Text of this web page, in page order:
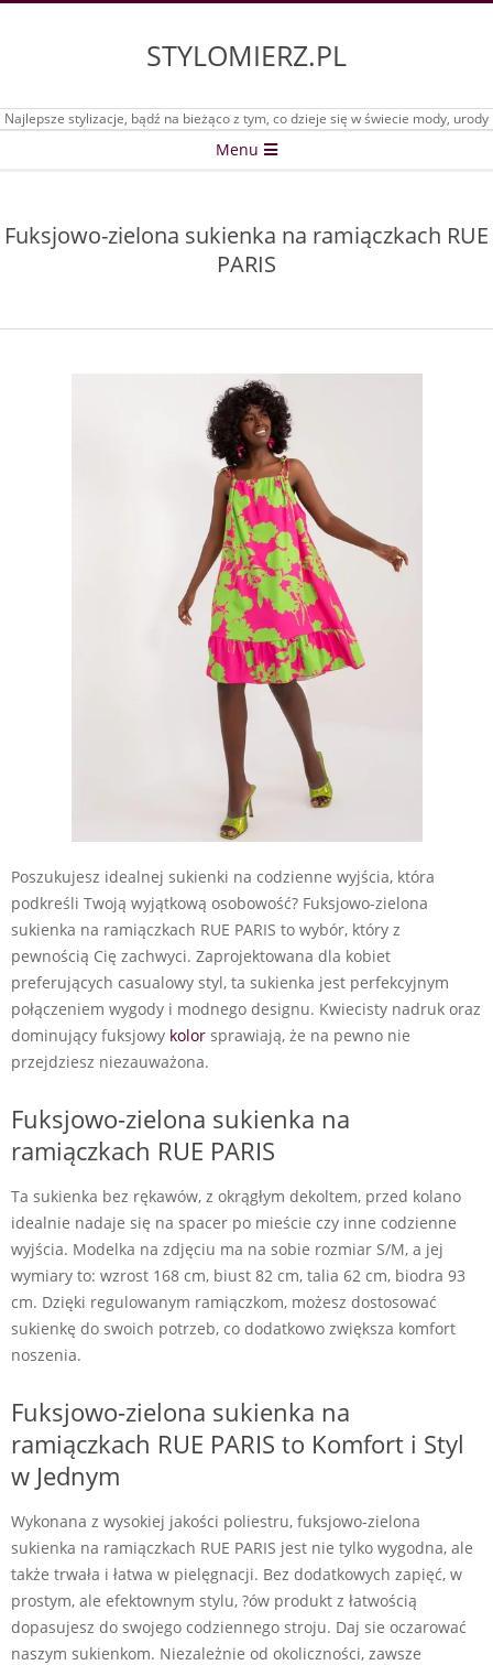
STYLOMIERZ.PL
Najlepsze stylizacje, bądź na bieżąco z tym, co dzieje się w świecie mody, urody
Menu
Fuksjowo-zielona sukienka na ramiączkach RUE
PARIS
Poszukujesz idealnej sukienki na codzienne wyjścia, która
podkreśli Twoją wyjątkową osobowość? Fuksjowo-zielona
sukienka na ramiączkach RUE PARIS to wybór, który z
pewnością Cię zachwyci. Zaprojektowana dla kobiet
preferujących casualowy styl, ta sukienka jest perfekcyjnym
połączeniem wygody i modnego designu. Kwiecisty nadruk oraz
dominujący fuksjowy kolor sprawiają, że na pewno nie
przejdziesz niezauważona.
Fuksjowo-zielona sukienka na
ramiączkach RUE PARIS
Ta sukienka bez rękawów, z okrągłym dekoltem, przed kolano
idealnie nadaje się na spacer po mieście czy inne codzienne
wyjścia. Modelka na zdjęciu ma na sobie rozmiar S/M, a jej
wymiary to: wzrost 168 cm, biust 82 cm, talia 62 cm, biodra 93
cm. Dzięki regulowanym ramiączkom, możesz dostosować
sukienkę do swoich potrzeb, co dodatkowo zwiększa komfort
noszenia.
Fuksjowo-zielona sukienka na
ramiączkach RUE PARIS to Komfort i Styl
w Jednym
Wykonana z wysokiej jakości poliestru, fuksjowo-zielona
sukienka na ramiączkach RUE PARIS jest nie tylko wygodna, ale
także trwała i łatwa w pielęgnacji. Bez dodatkowych zapięć, w
prostym, ale efektownym stylu, ?ów produkt z łatwością
dopasujesz do swojego codziennego stroju. Daj sie oczarować
naszym sukienkom. Niezależnie od okoliczności, zawsze